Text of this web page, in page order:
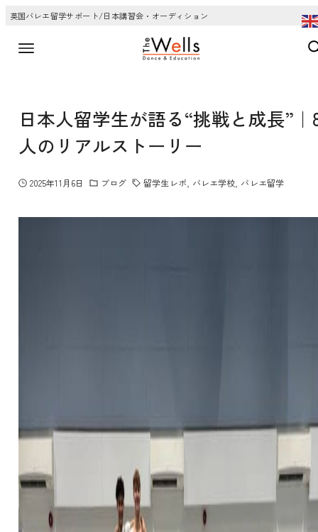
英国バレエ留学サポート/日本講習会・オーディション
日本人留学生が語る“挑戦と成長”｜
人のリアルストーリー
2025年11月6日 ブログ 留学生レポ バレエ学校 バレエ留学